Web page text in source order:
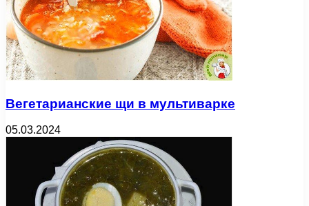
Вегетарианские щи в мультиварке
05.03.2024